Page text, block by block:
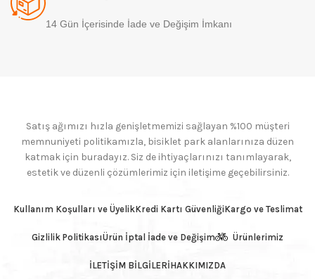
14 Gün İçerisinde İade ve Değişim İmkanı
Satış ağımızı hızla genişletmemizi sağlayan %100 müşteri
memnuniyeti politikamızla, bisiklet park alanlarınıza düzen
katmak için buradayız. Siz de ihtiyaçlarınızı tanımlayarak,
estetik ve düzenli çözümlerimiz için iletişime geçebilirsiniz.
Kullanım Koşulları ve ÜyelikKredi Kartı GüvenliğiKargo ve Teslimat
Gizlilik PolitikasıÜrün İptal İade ve Değişim Ürünlerimiz
İLETİŞİM BİLGİLERİHAKKIMIZDA